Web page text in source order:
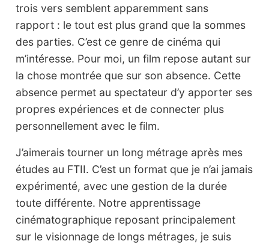
trois vers semblent apparemment sans
rapport : le tout est plus grand que la sommes
des parties. C’est ce genre de cinéma qui
m’intéresse. Pour moi, un film repose autant sur
la chose montrée que sur son absence. Cette
absence permet au spectateur d’y apporter ses
propres expériences et de connecter plus
personnellement avec le film.
J’aimerais tourner un long métrage après mes
études au FTII. C’est un format que je n’ai jamais
expérimenté, avec une gestion de la durée
toute différente. Notre apprentissage
cinématographique reposant principalement
sur le visionnage de longs métrages, je suis